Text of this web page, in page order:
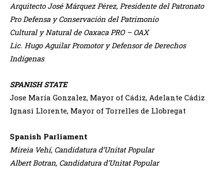
Arquitecto José Márquez Pérez, Presidente del Patronato
Pro Defensa y Conservación del Patrimonio
Cultural y Natural de Oaxaca PRO – OAX
Lic. Hugo Aguilar Promotor y Defensor de Derechos
Indígenas
SPANISH STATE
Jose María Gonzalez, Mayor of Cádiz, Adelante Cádiz
Ignasi Llorente, Mayor of Torrelles de Llobregat
Spanish Parliament
Mireia Vehí, Candidatura d’Unitat Popular
Albert Botran, Candidatura d’Unitat Popular